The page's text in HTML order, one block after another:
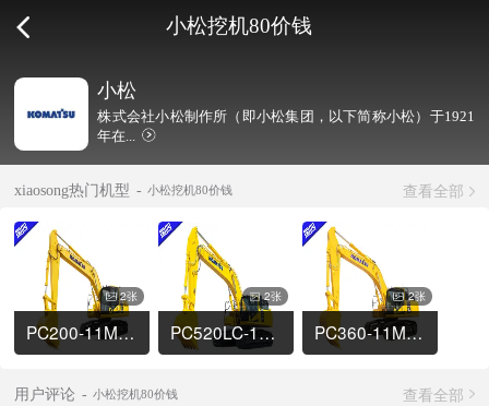
小松挖机80价钱
小松
株式会社小松制作所（即小松集团，以下简称小松）于1921
年在...
xiaosong热门机型 小松挖机80价钱 查看全部
2张
PC200-11M0挖掘机
2张
PC520LC-11M0挖掘机
2张
PC360-11M0挖掘机
用户评论 小松挖机80价钱 查看全部